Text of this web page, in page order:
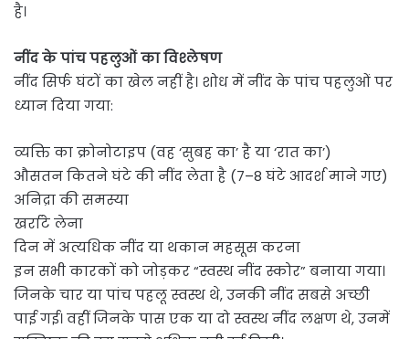
है।
नींद के पांच पहलुओं का विश्लेषण
नींद सिर्फ घंटों का खेल नहीं है। शोध में नींद के पांच पहलुओं पर
ध्यान दिया गया:
व्यक्ति का क्रोनोटाइप (वह ‘सुबह का’ है या ‘रात का’)
औसतन कितने घंटे की नींद लेता है (7–8 घंटे आदर्श माने गए)
अनिद्रा की समस्या
खर्राटे लेना
दिन में अत्यधिक नींद या थकान महसूस करना
इन सभी कारकों को जोड़कर “स्वस्थ नींद स्कोर” बनाया गया।
जिनके चार या पांच पहलू स्वस्थ थे, उनकी नींद सबसे अच्छी
पाई गई। वहीं जिनके पास एक या दो स्वस्थ नींद लक्षण थे, उनमें